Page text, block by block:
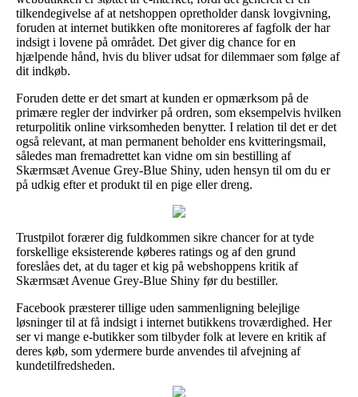
tilkendegivelse af at netshoppen opretholder dansk lovgivning,
foruden at internet butikken ofte monitoreres af fagfolk der har
indsigt i lovene på området. Det giver dig chance for en
hjælpende hånd, hvis du bliver udsat for dilemmaer som følge af
dit indkøb.
Foruden dette er det smart at kunden er opmærksom på de
primære regler der indvirker på ordren, som eksempelvis hvilken
returpolitik online virksomheden benytter. I relation til det er det
også relevant, at man permanent beholder ens kvitteringsmail,
således man fremadrettet kan vidne om sin bestilling af
Skærmsæt Avenue Grey-Blue Shiny, uden hensyn til om du er
på udkig efter et produkt til en pige eller dreng.
Trustpilot forærer dig fuldkommen sikre chancer for at tyde
forskellige eksisterende køberes ratings og af den grund
foreslåes det, at du tager et kig på webshoppens kritik af
Skærmsæt Avenue Grey-Blue Shiny før du bestiller.
Facebook præsterer tillige uden sammenligning belejlige
løsninger til at få indsigt i internet butikkens troværdighed. Her
ser vi mange e-butikker som tilbyder folk at levere en kritik af
deres køb, som ydermere burde anvendes til afvejning af
kundetilfredsheden.